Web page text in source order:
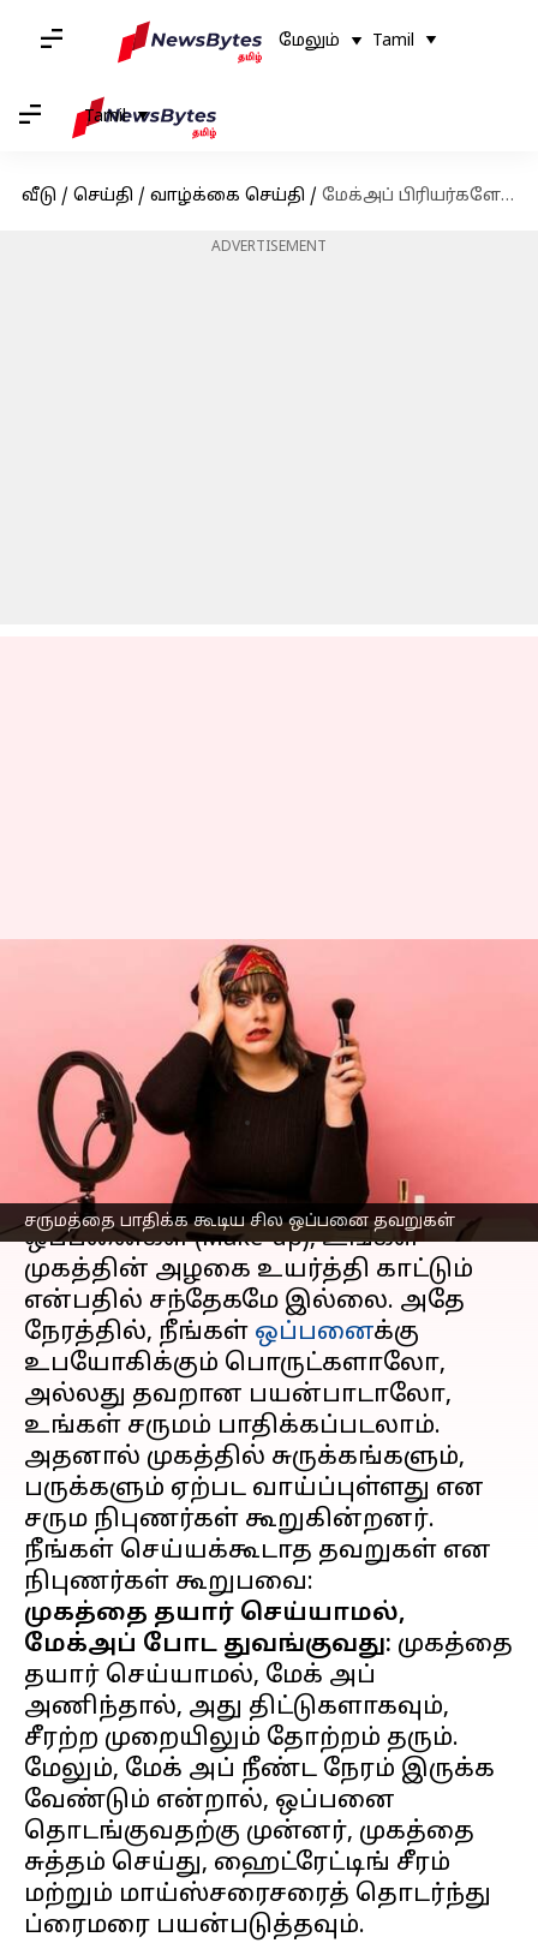
மேலும் Tamil
Tamil
வீடு / செய்தி / வாழ்க்கை செய்தி / மேக்அப் பிரியர்களே, நீங்கள் செய்யக்கூடிய சில தவறுகள், உங்கள் சருமத்தை பாதிக்கலாம்!
ADVERTISEMENT
சருமத்தை பாதிக்க கூடிய சில ஒப்பனை தவறுகள்
மேக்அப் பிரியர்களே,
நீங்கள் செய்யக்கூடிய சில
தவறுகள், உங்கள்
சருமத்தை பாதிக்கலாம்!
எழுதியவர் Venkatalakshmi V Feb 23, 2023 06:47 pm
செய்தி முன்னோட்டம்
ஒப்பனைகள் (Make-up), உங்கள்
முகத்தின் அழகை உயர்த்தி காட்டும்
என்பதில் சந்தேகமே இல்லை. அதே
நேரத்தில், நீங்கள் ஒப்பனைக்கு
உபயோகிக்கும் பொருட்களாலோ,
அல்லது தவறான பயன்பாடாலோ,
உங்கள் சருமம் பாதிக்கப்படலாம்.
அதனால் முகத்தில் சுருக்கங்களும்,
பருக்களும் ஏற்பட வாய்ப்புள்ளது என
சரும நிபுணர்கள் கூறுகின்றனர்.
நீங்கள் செய்யக்கூடாத தவறுகள் என
முகத்தை தயார் செய்யாமல்,
மேக்அப் போட துவங்குவது: முகத்தை
தயார் செய்யாமல், மேக் அப்
அணிந்தால், அது திட்டுகளாகவும்,
சீரற்ற முறையிலும் தோற்றம் தரும்.
மேலும், மேக் அப் நீண்ட நேரம் இருக்க
வேண்டும் என்றால், ஒப்பனை
தொடங்குவதற்கு முன்னர், முகத்தை
சுத்தம் செய்து, ஹைட்ரேட்டிங் சீரம்
மற்றும் மாய்ஸ்சரைசரைத் தொடர்ந்து